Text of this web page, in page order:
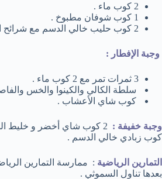
2 كوب ماء .
1 كوب شوفان مطبوخ .
2 كوب حليب خالي الدسم مع شرائح الموز والتمر .
وجبة الإفطار :
3 ثمرات تمر مع 2 كوب ماء .
سلطة الكالي والكينوا والخس
كوب شاي الأعشاب .
وجبة خفيفة :
كوب زبادي خالي الدسم .
التمارين الرياضية
بعدها تناول السموثي .